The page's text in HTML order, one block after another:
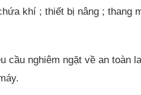
khí ; thiết bị nâng ; thang
nghiêm ngặt về an toàn